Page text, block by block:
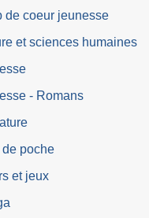
de coeur jeunesse
et sciences humaines
- Romans
de poche
et jeux